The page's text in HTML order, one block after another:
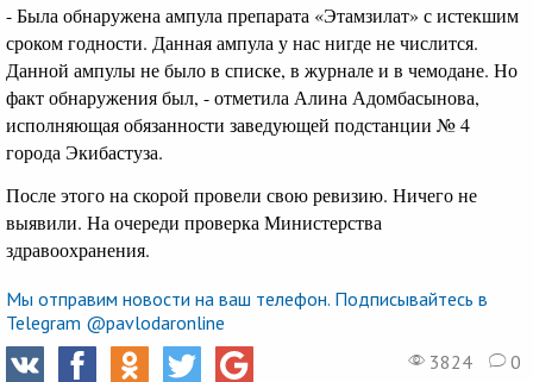
- Была обнаружена ампула препарата «Этамзилат» с истекшим
сроком годности. Данная ампула у нас нигде не числится.
Данной ампулы не было в списке, в журнале и в чемодане. Но
факт обнаружения был, - отметила Алина Адомбасынова,
исполняющая обязанности заведующей подстанции № 4
города Экибастуза.
После этого на скорой провели свою ревизию. Ничего не
выявили. На очереди проверка Министерства
здравоохранения.
Мы отправим новости на ваш телефон. Подписывайтесь в
Telegram @pavlodaronline
3824
0